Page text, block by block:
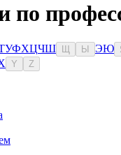
по
УФХЦЧШ Ы ЭЮ
Y Z